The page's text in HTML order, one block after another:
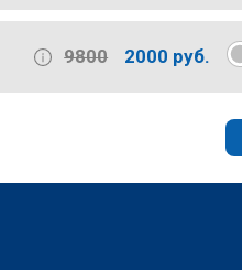
9800 2000 руб.